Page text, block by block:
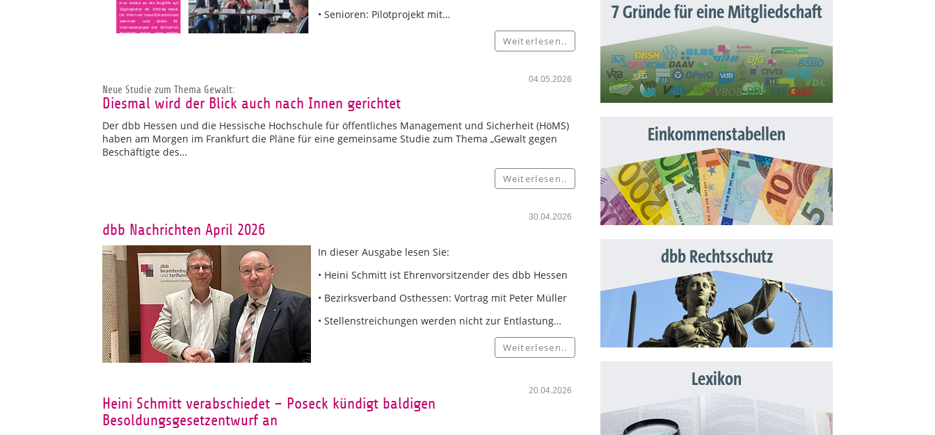
• Senioren: Pilotprojekt mit…
Weiterlesen..
04.05.2026
Neue Studie zum Thema Gewalt:
Diesmal wird der Blick auch nach Innen gerichtet
Der dbb Hessen und die Hessische Hochschule für öffentliches Management und Sicherheit (HöMS)
haben am Morgen im Frankfurt die Pläne für eine gemeinsame Studie zum Thema „Gewalt gegen
Beschäftigte des…
Weiterlesen..
30.04.2026
dbb Nachrichten April 2026
In dieser Ausgabe lesen Sie:
• Heini Schmitt ist Ehrenvorsitzender des dbb Hessen
• Bezirksverband Osthessen: Vortrag mit Peter Müller
• Stellenstreichungen werden nicht zur Entlastung…
Weiterlesen..
20.04.2026
Heini Schmitt verabschiedet – Poseck kündigt baldigen
Besoldungsgesetzentwurf an
7 Gründe für eine Mitgliedschaft
Einkommenstabellen
dbb Rechtsschutz
Lexikon